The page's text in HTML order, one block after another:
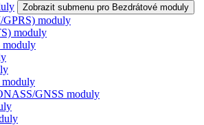
Zobrazit submenu pro Bezdrátové moduly
GPRS) moduly
moduly
GNSS moduly